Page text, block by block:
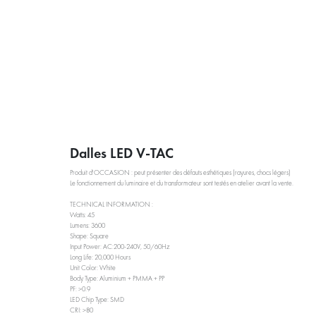
Dalles LED V-TAC
Produit d'OCCASION : peut présenter des défauts esthétiques (rayures, chocs légers)
Le fonctionnement du luminaire et du transformateur sont testés en atelier avant la vente.
TECHNICAL INFORMATION :
Watts: 45
Lumens: 3600
Shape: Square
Input Power: AC:200-240V, 50/60Hz
Long Life: 20,000 Hours
Unit Color: White
Body Type: Aluminium + PMMA + PP
PF: >0.9
LED Chip Type: SMD
CRI: >80